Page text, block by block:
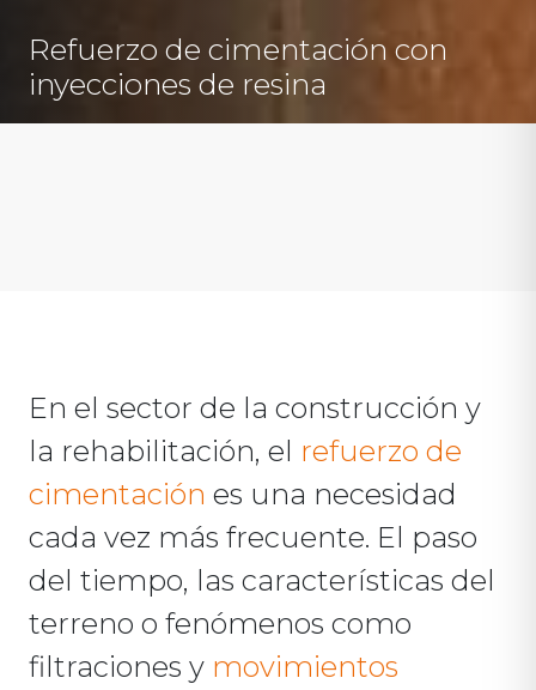
Refuerzo de cimentación con
inyecciones de resina
En el sector de la construcción y
la rehabilitación, el refuerzo de
cimentación es una necesidad
cada vez más frecuente. El paso
del tiempo, las características del
terreno o fenómenos como
filtraciones y movimientos